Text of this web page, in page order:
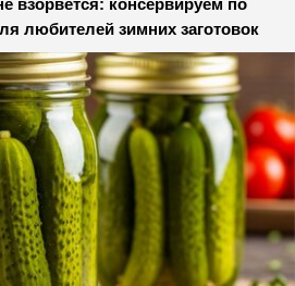
взорвется: консервируем по
любителей зимних заготовок